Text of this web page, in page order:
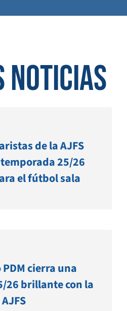
noticias
de la AJFS
25/26
el fútbol sala
cierra una
26 brillante con la
AJFS